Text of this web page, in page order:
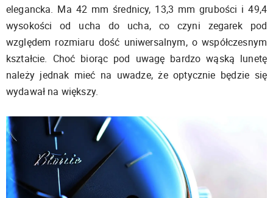
elegancka. Ma 42 mm średnicy, 13,3 mm grubości i 49,4
wysokości od ucha do ucha, co czyni zegarek pod
względem rozmiaru dość uniwersalnym, o współczesnym
kształcie. Choć biorąc pod uwagę bardzo wąską lunetę
należy jednak mieć na uwadze, że optycznie będzie się
wydawał na większy.